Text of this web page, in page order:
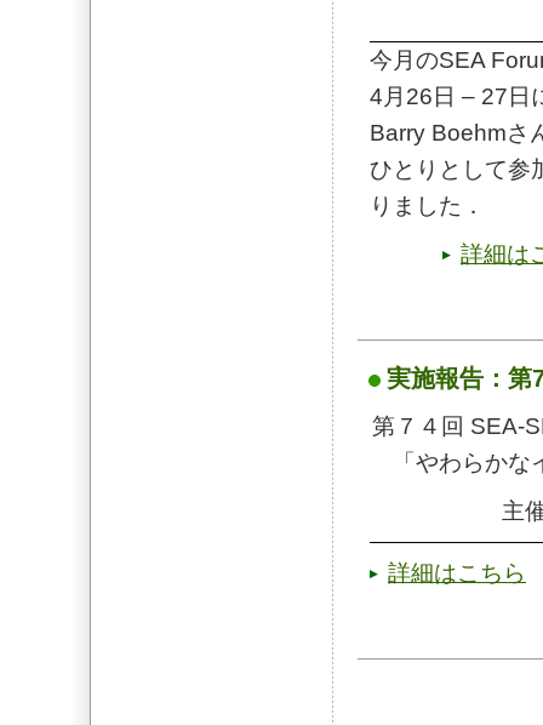
今月のSEA
4月26日 – 27日
Barry Boehmさ
ひとりとして参
りました．
詳細は
実施報告：第
第７４回 SEA-
「やわらか
主
詳細はこちら